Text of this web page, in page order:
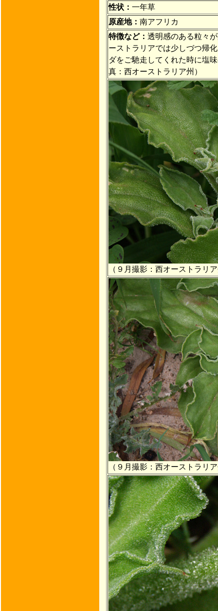
性状： 一年草
原産地： 南アフリカ
特徴など： 透明感のある粒々
ーストラリアでは少しづつ帰
ダをご馳走してくれた時に塩
真：西オーストラリア州）
（９月撮影：西オーストラリ
（９月撮影：西オーストラリ